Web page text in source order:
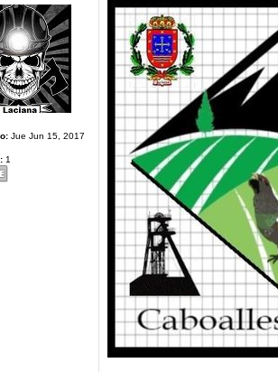
Jue Jun 15, 2017
1